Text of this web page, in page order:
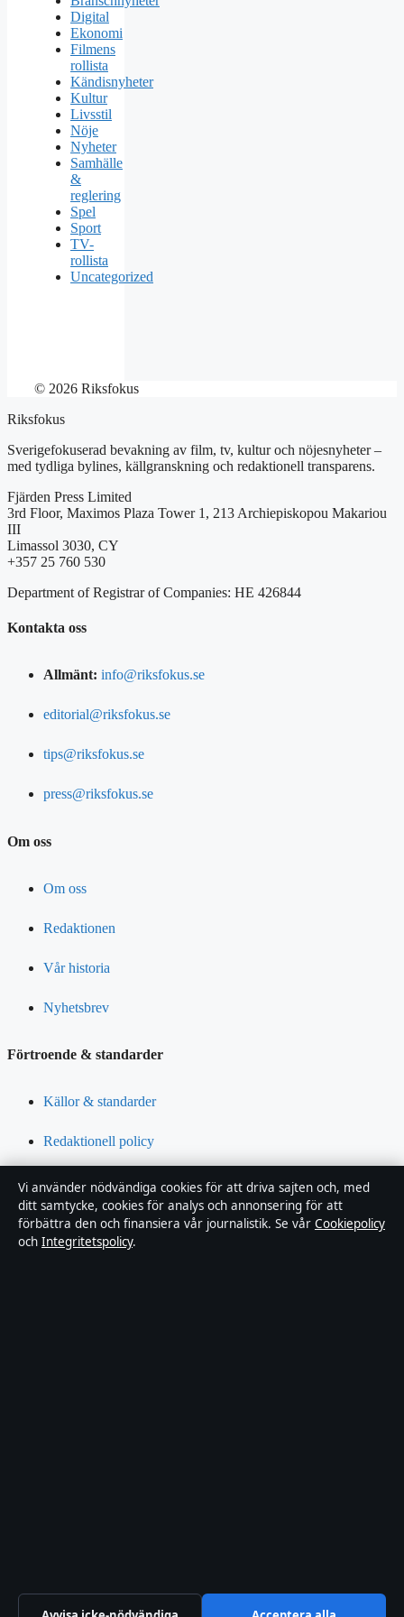
Digital
Ekonomi
Filmens
rollista
Kändisnyheter
Kultur
Livsstil
Nöje
Nyheter
Samhälle
&
reglering
Spel
Sport
TV-
rollista
Uncategorized
© 2026 Riksfokus
Riksfokus
Sverigefokuserad bevakning av film, tv, kultur och nöjesnyheter –
med tydliga bylines, källgranskning och redaktionell transparens.
Fjärden Press Limited
3rd Floor, Maximos Plaza Tower 1, 213 Archiepiskopou Makariou
III
Limassol 3030, CY
+357 25 760 530
Department of Registrar of Companies: HE 426844
Kontakta oss
Allmänt: info@riksfokus.se
editorial@riksfokus.se
tips@riksfokus.se
press@riksfokus.se
Om oss
Om oss
Redaktionen
Vår historia
Nyhetsbrev
Förtroende & standarder
Källor & standarder
Redaktionell policy
Rättelsepolicy
Tillgänglighetsredogörelse
Vi använder nödvändiga cookies för att driva sajten och, med
ditt samtycke, cookies för analys och annonsering för att
förbättra den och finansiera vår journalistik. Se vår Cookiepolicy
och Integritetspolicy.